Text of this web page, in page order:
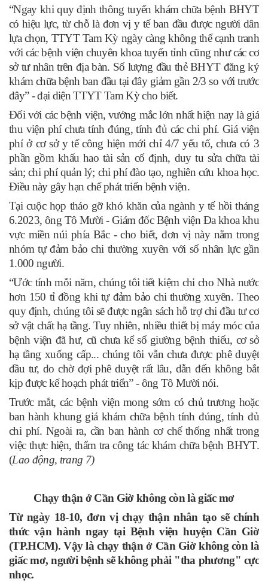
“Ngay khi quy định thông tuyến khám chữa bệnh BHYT
có hiệu lực, từ chỗ là đơn vị y tế ban đầu được người dân
lựa chọn, TTYT Tam Kỳ ngày càng không thể cạnh tranh
với các bệnh viện chuyên khoa tuyến tỉnh cũng như các cơ
sở tư nhân trên địa bàn. Số lượng đầu thẻ BHYT đăng ký
khám chữa bệnh ban đầu tại đây giảm gần 2/3 so với trước
đây” - đại diện TTYT Tam Kỳ cho biết.
Đối với các bệnh viện, vướng mắc lớn nhất hiện nay là giá
thu viện phí chưa tính đúng, tính đủ các chi phí. Giá viện
phí ở cơ sở y tế công hiện mới chỉ 4/7 yếu tố, chưa có 3
phần gồm khấu hao tài sản cố định, duy tu sửa chữa tài
sản; chi phí quản lý; chi phí đào tạo, nghiên cứu khoa học.
Điều này gây hạn chế phát triển bệnh viện.
Tại cuộc họp tháo gỡ khó khăn của ngành y tế hồi tháng
6.2023, ông Tô Mười - Giám đốc Bệnh viện Đa khoa khu
vực miền núi phía Bắc - cho biết, đơn vị này nằm trong
nhóm tự đảm bảo chi thường xuyên với số nhân lực gần
1.000 người.
“Ước tính mỗi năm, chúng tôi tiết kiệm chi cho Nhà nước
hơn 150 tỉ đồng khi tự đảm bảo chi thường xuyên. Theo
quy định, chúng tôi sẽ được ngân sách hỗ trợ chi đầu tư cơ
sở vật chất hạ tầng. Tuy nhiên, nhiều thiết bị máy móc của
bệnh viện đã hư, cũ chưa kể số giường bệnh thiếu, cơ sở
hạ tầng xuống cấp... chúng tôi vẫn chưa được phê duyệt
đầu tư, do chờ đợi phê duyệt rất lâu, dẫn đến không bắt
kịp được kế hoạch phát triển” - ông Tô Mười nói.
Trước mắt, các bệnh viện mong sớm có chủ trương hoặc
ban hành khung giá khám chữa bệnh tính đúng, tính đủ
chi phí. Ngoài ra, cần ban hành cơ chế thống nhất trong
việc thực hiện, thẩm tra công tác khám chữa bệnh BHYT.
(Lao động, trang 7)
Chạy thận ở Cần Giờ không còn là giấc mơ
Từ ngày 18-10, đơn vị chạy thận nhân tạo sẽ chính
thức vận hành ngay tại Bệnh viện huyện Cần Giờ
(TP.HCM). Vậy là chạy thận ở Cần Giờ không còn là
giấc mơ, người bệnh sẽ không phải "tha phương" cực
nhọc.